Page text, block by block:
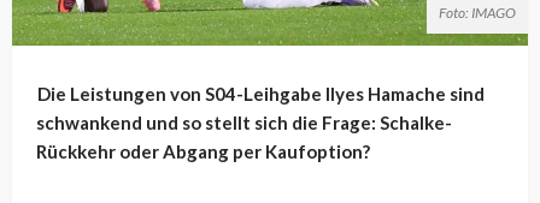
Foto: IMAGO
Die Leistungen von S04-Leihgabe Ilyes Hamache sind
schwankend und so stellt sich die Frage: Schalke-
Rückkehr oder Abgang per Kaufoption?